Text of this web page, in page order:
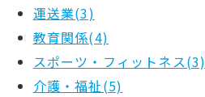
運送業(3)
教育関係(4)
スポーツ・フィットネス(3)
介護・福祉(5)